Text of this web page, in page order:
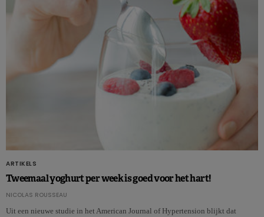
ARTIKELS
Tweemaal yoghurt per week is goed voor het hart!
NICOLAS ROUSSEAU
Uit een nieuwe studie in het American Journal of Hypertension blijkt dat